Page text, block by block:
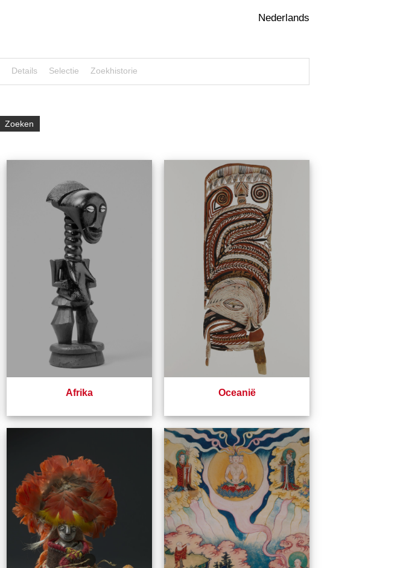
Nederlands
Details Selectie Zoekhistorie
Afrika Oceanië